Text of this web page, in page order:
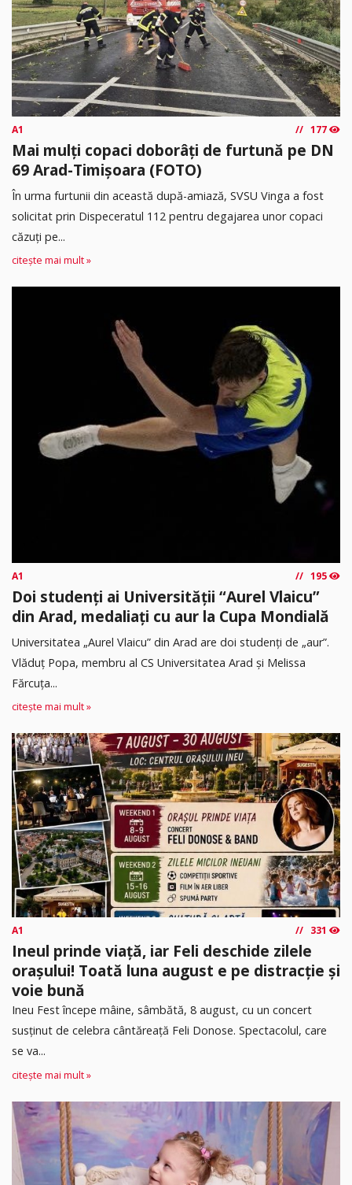
A1 177
Mai mulți copaci doborâți de furtună pe DN
69 Arad-Timișoara (FOTO)
În urma furtunii din această după-amiază, SVSU Vinga a fost
solicitat prin Dispeceratul 112 pentru degajarea unor copaci
căzuți pe...
citește mai mult »
A1 195
Doi studenți ai Universității “Aurel Vlaicu”
din Arad, medaliați cu aur la Cupa Mondială
Universitatea „Aurel Vlaicu” din Arad are doi studenți de „aur”.
Vlăduț Popa, membru al CS Universitatea Arad și Melissa
Fărcuța...
citește mai mult »
A1 331
Ineul prinde viață, iar Feli deschide zilele
orașului! Toată luna august e pe distracție și
voie bună
Ineu Fest începe mâine, sâmbătă, 8 august, cu un concert
susținut de celebra cântăreață Feli Donose. Spectacolul, care
se va...
citește mai mult »